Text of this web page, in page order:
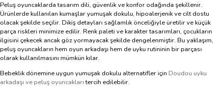
Peluş oyuncaklarda tasarım dili, güvenlik ve konfor odağında şekillenir.
Ürünlerde kullanılan kumaşlar yumuşak dokulu, hipoalerjenik ve cilt dostu
olacak şekilde seçilir. Dikiş detayları sağlamlık önceliğiyle üretilir ve küçük
parça riskleri minimize edilir. Renk paleti ve karakter tasarımları, çocukların
ilgisini çekecek ancak göz yormayacak şekilde dengelenmiştir. Bu yaklaşım,
peluş oyuncakların hem oyun arkadaşı hem de uyku rutininin bir parçası
olarak kullanılmasını mümkün kılar.
Bebeklik dönemine uygun yumuşak dokulu alternatifler için Doudou uyku
arkadaşı ve peluş oyuncaklarıtercih edilebilir.